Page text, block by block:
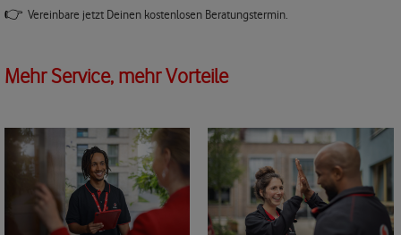
👉 Vereinbare jetzt Deinen kostenlosen Beratungstermin.
Mehr Service, mehr Vorteile